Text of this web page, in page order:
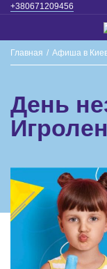
+380671209456
Главная / Афиша в
День